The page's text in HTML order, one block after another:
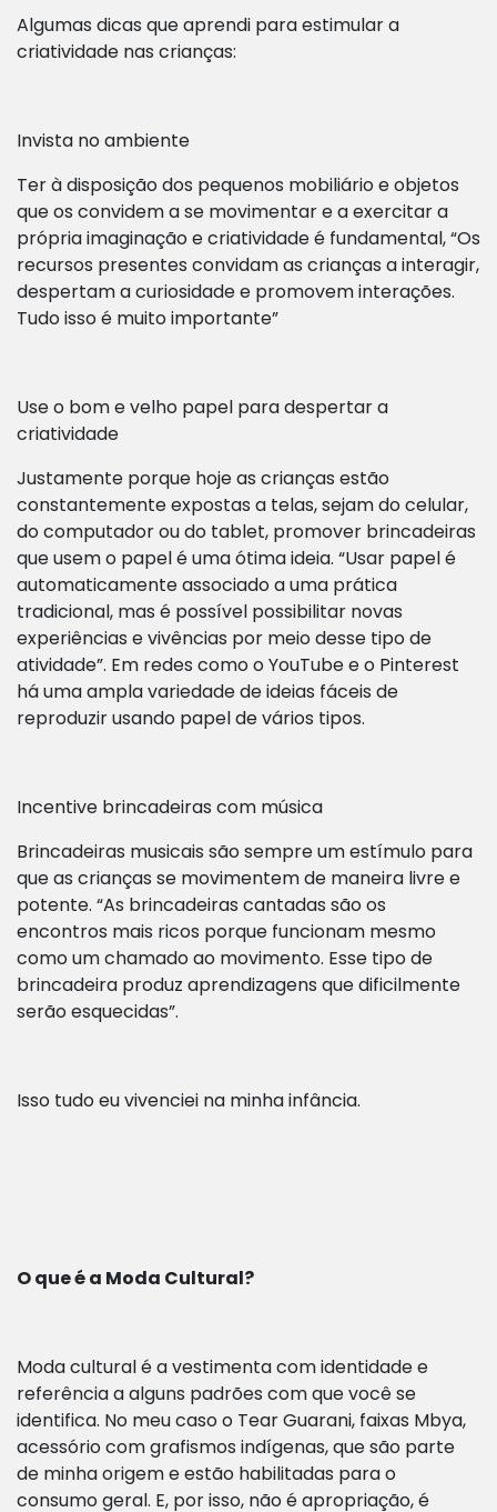
Algumas dicas que aprendi para estimular a
criatividade nas crianças:
Invista no ambiente
Ter à disposição dos pequenos mobiliário e objetos
que os convidem a se movimentar e a exercitar a
própria imaginação e criatividade é fundamental, “Os
recursos presentes convidam as crianças a interagir,
despertam a curiosidade e promovem interações.
Tudo isso é muito importante”
Use o bom e velho papel para despertar a
criatividade
Justamente porque hoje as crianças estão
constantemente expostas a telas, sejam do celular,
do computador ou do tablet, promover brincadeiras
que usem o papel é uma ótima ideia. “Usar papel é
automaticamente associado a uma prática
tradicional, mas é possível possibilitar novas
experiências e vivências por meio desse tipo de
atividade”. Em redes como o YouTube e o Pinterest
há uma ampla variedade de ideias fáceis de
reproduzir usando papel de vários tipos.
Incentive brincadeiras com música
Brincadeiras musicais são sempre um estímulo para
que as crianças se movimentem de maneira livre e
potente. “As brincadeiras cantadas são os
encontros mais ricos porque funcionam mesmo
como um chamado ao movimento. Esse tipo de
brincadeira produz aprendizagens que dificilmente
serão esquecidas”.
Isso tudo eu vivenciei na minha infância.
O que é a Moda Cultural?
Moda cultural é a vestimenta com identidade e
referência a alguns padrões com que você se
identifica. No meu caso o Tear Guarani, faixas Mbya,
acessório com grafismos indígenas, que são parte
de minha origem e estão habilitadas para o
consumo geral. E, por isso, não é apropriação, é